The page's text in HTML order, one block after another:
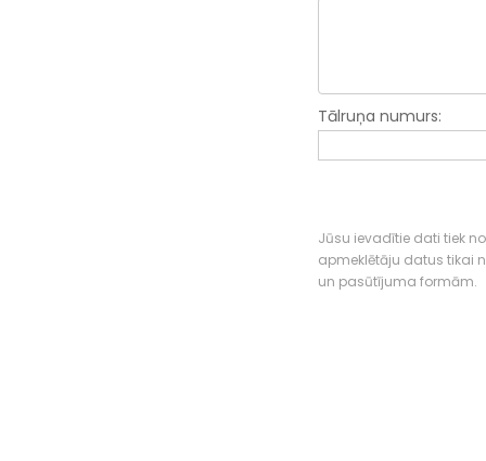
Tālruņa numurs:
Jūsu ievadītie dati tiek
apmeklētāju datus tikai
un pasūtījuma formām.